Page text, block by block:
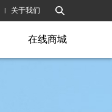
| 关于我们
在线商城